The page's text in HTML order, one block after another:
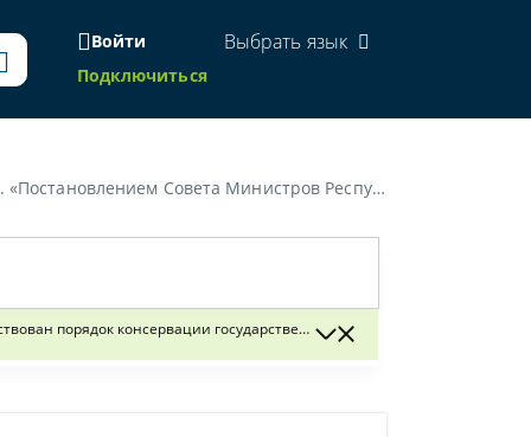
Войти
Подключиться
Выбрать язык
имущества" усовершенствован порядок консервации государственного имущества»
порядок консервации государственного имущества